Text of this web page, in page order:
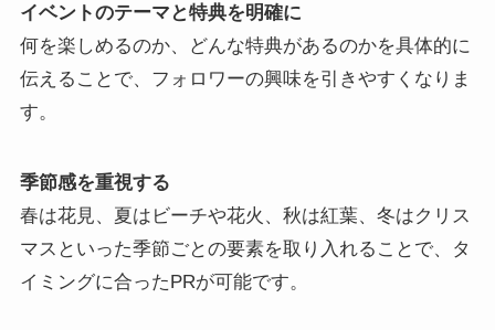
イベントのテーマと特典を明確に
何を楽しめるのか、どんな特典があるのかを具体的に
伝えることで、フォロワーの興味を引きやすくなりま
す。
季節感を重視する
春は花見、夏はビーチや花火、秋は紅葉、冬はクリス
マスといった季節ごとの要素を取り入れることで、タ
イミングに合ったPRが可能です。